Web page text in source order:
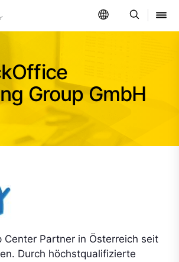
Group GmbH
Center Partner in Österreich seit
Durch höchstqualifizierte